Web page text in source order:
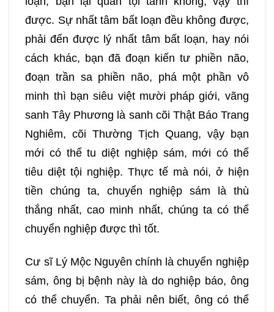
157 158 159 160
161 162 163 164
165 166 167 168
169 170 171 172
173 174 175 176
177 178 179 180
181 182 183
185 186 187 188
189 190 191 192
được. Sự nhất tâm bất loạn đều không được,
phải đến được lý nhất tâm bất loạn, hay nói
cách khác, bạn đã đoạn kiến tư phiền não,
đoạn trần sa phiền não, phá một phần vô
minh thì bạn siêu việt mười pháp giới, vãng
sanh Tây Phương là sanh cõi Thật Báo Trang
Nghiêm, cõi Thường Tịch Quang, vậy bạn
mới có thể tu diệt nghiệp sám, mới có thể
tiêu diệt tội nghiệp. Thực tế mà nói, ở hiện
tiền chúng ta, chuyển nghiệp sám là thù
thắng nhất, cao minh nhất, chúng ta có thể
chuyển nghiệp được thì tốt.
Cư sĩ Lý Mộc Nguyên chính là chuyển nghiệp
sám, ông bị bệnh này là do nghiệp báo, ông
có thể chuyển. Ta phải nên biết, ông có thể